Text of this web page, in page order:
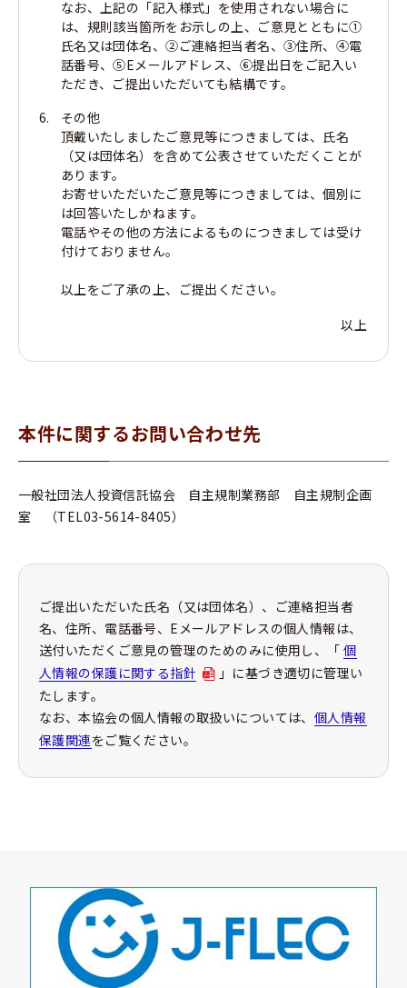
なお、上記の「記入様式」を使用されない場合に
は、規則該当箇所をお示しの上、ご意見とともに①
氏名又は団体名、②ご連絡担当者名、③住所、④電
話番号、⑤Eメールアドレス、⑥提出日をご記入い
ただき、ご提出いただいても結構です。
その他
頂戴いたしましたご意見等につきましては、氏名
（又は団体名）を含めて公表させていただくことが
あります。
お寄せいただいたご意見等につきましては、個別に
は回答いたしかねます。
電話やその他の方法によるものにつきましては受け
付けておりません。
以上をご了承の上、ご提出ください。
以上
本件に関するお問い合わせ先
一般社団法人投資信託協会 自主規制業務部 自主規制企画
室 （TEL03-5614-8405）
ご提出いただいた氏名（又は団体名）、ご連絡担当者
名、住所、電話番号、Eメールアドレスの個人情報は、
送付いただくご意見の管理のためのみに使用し、「 個
人情報の保護に関する指針
」に基づき適切に管理い
たします。
なお、本協会の個人情報の取扱いについては、 個人情報
保護関連をご覧ください。